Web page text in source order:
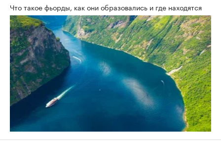
Что такое фьорды, как они образовались и где находятся